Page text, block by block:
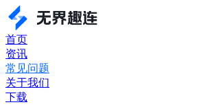
首页
资讯
常见问题
关于我们
下载